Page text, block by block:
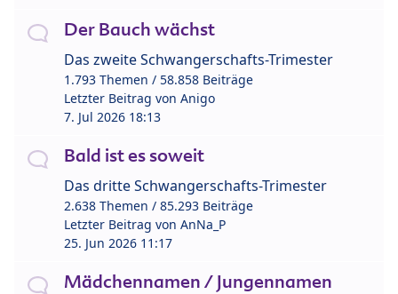
Der Bauch wächst
Das zweite Schwangerschafts-Trimester
1.793 Themen / 58.858 Beiträge
Letzter Beitrag von Anigo
7. Jul 2026 18:13
Bald ist es soweit
Das dritte Schwangerschafts-Trimester
2.638 Themen / 85.293 Beiträge
Letzter Beitrag von AnNa_P
25. Jun 2026 11:17
Mädchennamen / Jungennamen